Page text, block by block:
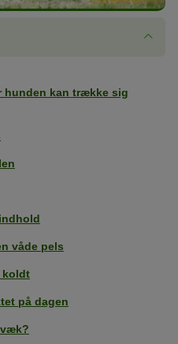
hunden kan trække sig
våde pels
koldt
på dagen